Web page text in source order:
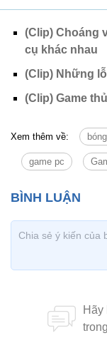
(Clip) Choáng
cụ khác nhau
(Clip) Những
(Clip) Game
Xem thêm về:
game pc